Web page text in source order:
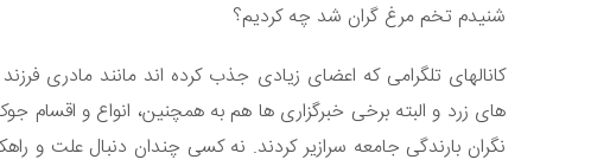
شنیدم تخم مرغ گران شد چه کردیم؟
کانالهای تلگرامی که اعضای زیادی جذب کرده اند مانند مادری
های زرد و البته برخی خبرگزاری ها هم به همچنین، انواع و اقسام
نگران بارندگی جامعه سرازیر کردند. نه کسی چندان دنبال علت و